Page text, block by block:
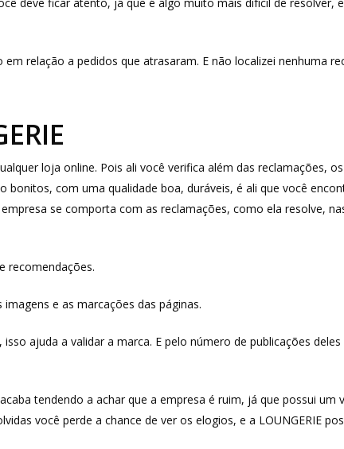
relação a pedidos que atrasaram. E não localizei nenhuma
loja online. Pois ali você verifica além das reclamações,
com uma qualidade boa, duráveis, é ali que você
se comporta com as reclamações, como ela resolve,
recomendações.
e as marcações das páginas.
ajuda a validar a marca. E pelo número de publicações
tendendo a achar que a empresa é ruim, já que possui um
você perde a chance de ver os elogios, e a LOUNGERIE